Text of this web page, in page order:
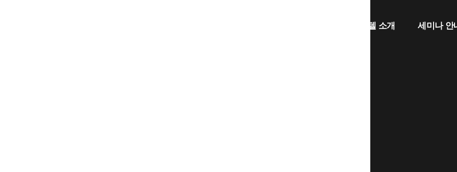
브랜드 호텔 소개 세미나 안